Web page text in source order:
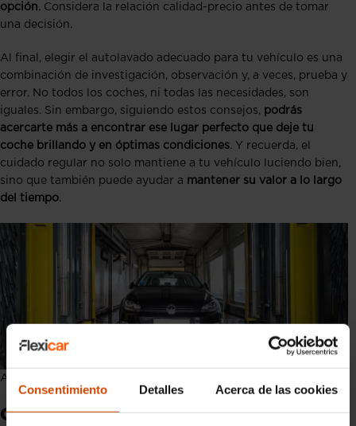
Consentimiento Detalles Acerca de las cookies
opción. Considera la relación calidad-precio antes de tomar
una decisión.
Al final, elegir el autolavado adecuado para tu vehículo es una
combinación de investigación, observación y, a veces, prueba y
error. No todos los coches, ni todas las necesidades, son
iguales. Sin embargo, siguiendo estos consejos, podrás
acercarte más a encontrar ese lugar perfecto que deje tu
coche brillando y en óptimas condiciones. Y recuerda, el
cuidado regular no solo mantiene a tu vehículo luciendo bien,
sino que también puede ayudar a mantener su valor a lo largo
del tiempo.
Autolavado
Consejos para usar correctamente el